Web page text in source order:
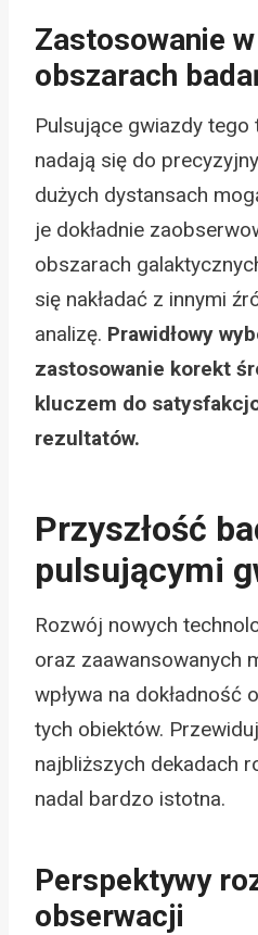
Zastosowanie
obszarach
Pulsujące gwiazdy tego
nadają się do
dużych dystansach
je dokładnie
obszarach
się nakładać z innymi
analizę. Prawidłowy
zastosowanie korekt
kluczem do
rezultatów.
Przyszłość
pulsującymi
Rozwój nowych
oraz zaawansowanych
wpływa na dokładność
tych obiektów.
najbliższych dekadach
nadal bardzo istotna.
Perspektywy
obserwacji